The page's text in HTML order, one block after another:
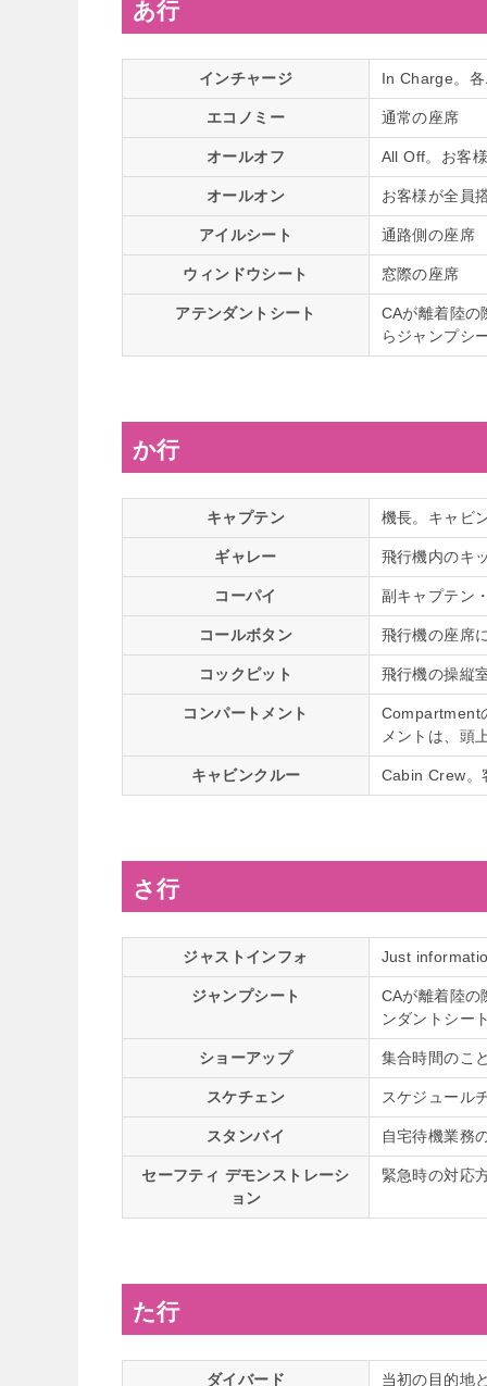
あ行
インチャージ In Charge。
エコノミー 通常の座席
オールオフ All Off。お客
オールオン お客様が全員
アイルシート 通路側の座席
ウィンドウシート 窓際の座席
アテンダントシート
CAが離着陸の
らジャンプシ
か行
キャプテン 機長。キャビ
ギャレー 飛行機内のキ
コーパイ 副キャプテン
コールボタン 飛行機の座席
コックピット 飛行機の操縦
コンパートメント
Compartment
メントは、頭
キャビンクルー Cabin Crew。
さ行
ジャストインフォ Just
ジャンプシート
CAが離着陸の
ンダントシー
ショーアップ 集合時間のこ
スケチェン スケジュール
スタンバイ 自宅待機業務
セーフティ デモンストレーシ
ョン
緊急時の対応
た行
ダイバード 当初の目的地